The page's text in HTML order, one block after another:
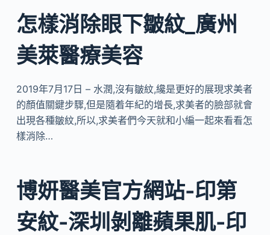
怎樣消除眼下皺紋_廣州
美萊醫療美容
2019年7月17日 – 水潤,沒有皺紋,纔是更好的展現求美者
的顏值關鍵步驟,但是隨着年紀的增長,求美者的臉部就會
出現各種皺紋,所以,求美者們今天就和小編一起來看看怎
樣消除…
博妍醫美官方網站-印第
安紋-深圳剝離蘋果肌-印